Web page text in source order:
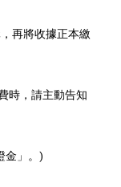
再將收據正本繳
時，請主動告知
金」。)